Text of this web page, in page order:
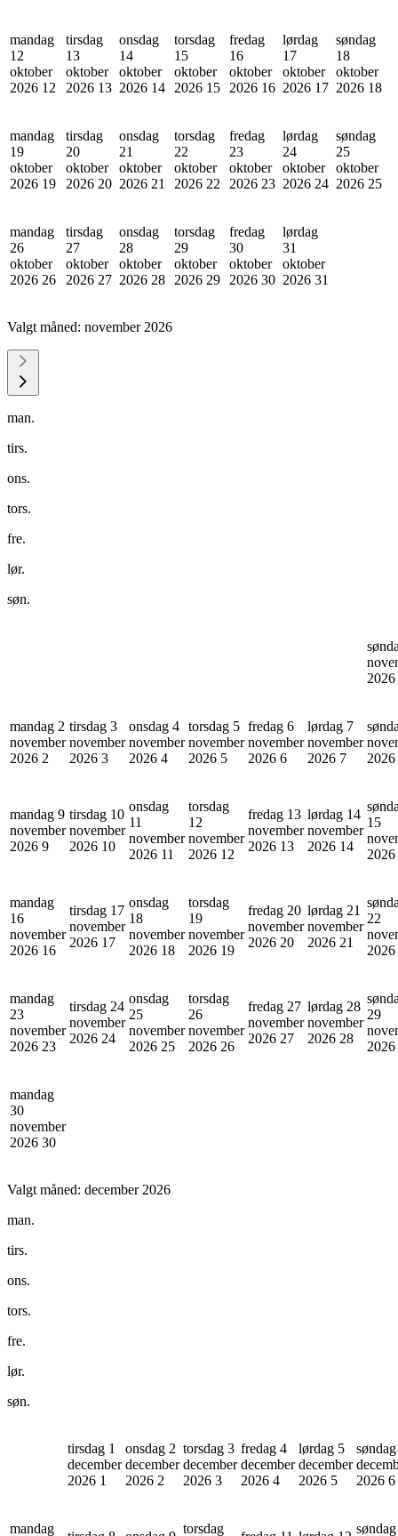
mandag
12
oktober
2026 12
tirsdag
13
oktober
2026 13
onsdag
14
oktober
2026 14
torsdag
15
oktober
2026 15
fredag
16
oktober
2026 16
lørdag
17
oktober
2026 17
søndag
18
oktober
2026 18
mandag
19
oktober
2026 19
tirsdag
20
oktober
2026 20
onsdag
21
oktober
2026 21
torsdag
22
oktober
2026 22
fredag
23
oktober
2026 23
lørdag
24
oktober
2026 24
søndag
25
oktober
2026 25
mandag
26
oktober
2026 26
tirsdag
27
oktober
2026 27
onsdag
28
oktober
2026 28
torsdag
29
oktober
2026 29
fredag
30
oktober
2026 30
lørdag
31
oktober
2026 31
Valgt måned: november 2026
man.
tirs.
ons.
tors.
fre.
lør.
søn.
2026
mandag 2
november
2026 2
tirsdag 3
november
2026 3
onsdag 4
november
2026 4
torsdag 5
november
2026 5
fredag 6
november
2026 6
lørdag 7
november
2026 7
2026
mandag 9
november
2026 9
tirsdag 10
november
2026 10
onsdag
11
november
2026 11
torsdag
12
november
2026 12
fredag 13
november
2026 13
lørdag 14
november
2026 14
15
2026
mandag
16
november
2026 16
tirsdag 17
november
2026 17
onsdag
18
november
2026 18
torsdag
19
november
2026 19
fredag 20
november
2026 20
lørdag 21
november
2026 21
22
2026
mandag
23
november
2026 23
tirsdag 24
november
2026 24
onsdag
25
november
2026 25
torsdag
26
november
2026 26
fredag 27
november
2026 27
lørdag 28
november
2026 28
29
2026
mandag
30
november
2026 30
Valgt måned: december 2026
man.
tirs.
ons.
tors.
fre.
lør.
søn.
tirsdag 1
december
2026 1
onsdag 2
december
2026 2
torsdag 3
december
2026 3
fredag 4
december
2026 4
lørdag 5
december
2026 5
2026 6
mandag torsdag søndag